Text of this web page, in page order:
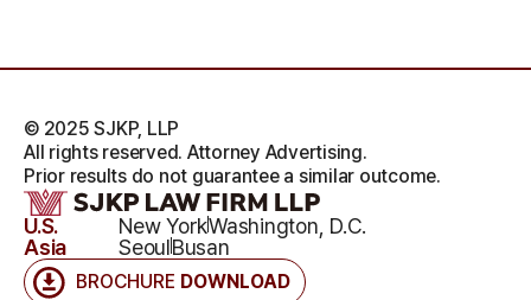
BROCHURE DOWNLOAD
U.S. New YorkWashington, D.C.
Asia
SeoulBusan
© 2025 SJKP, LLP
All rights reserved. Attorney Advertising.
Prior results do not guarantee a similar outcome.